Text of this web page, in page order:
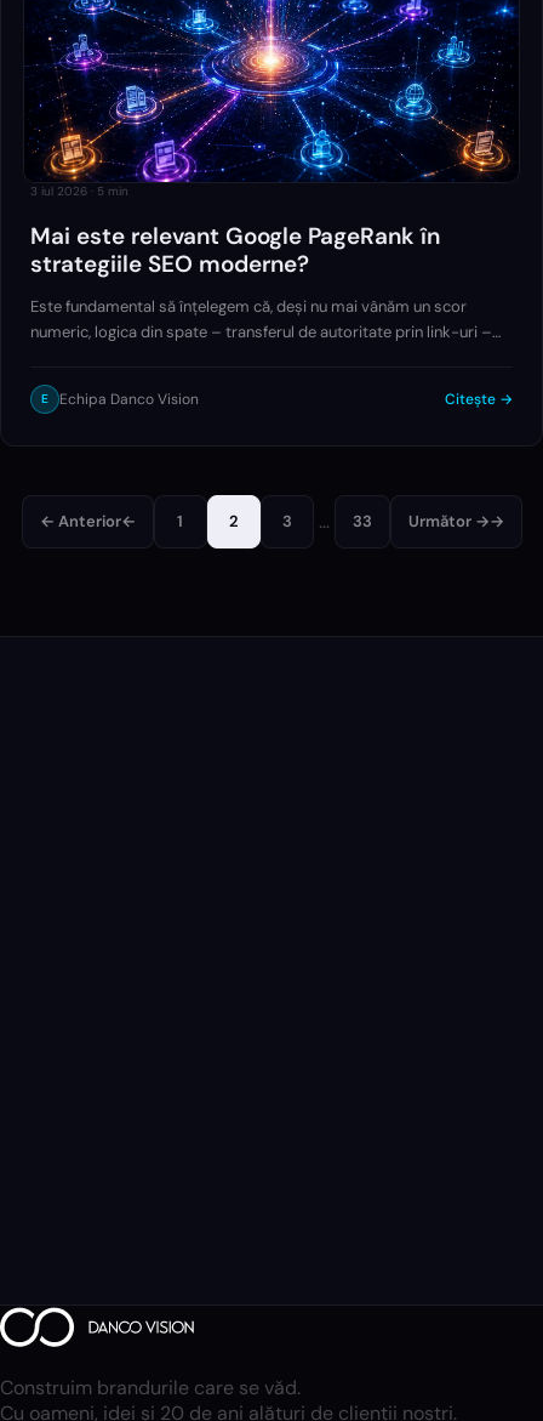
3 iul 2026 · 5 min
Mai este relevant Google PageRank în
strategiile SEO moderne?
Este fundamental să înțelegem că, deși nu mai vânăm un scor
numeric, logica din spate – transferul de autoritate prin link-uri –
E Echipa Danco Vision Citește →
← Anterior← 1 2 3 … 33 Următor →→
Construim brandurile care se văd.
Cu oameni, idei și 20 de ani alături de clienții noștri.